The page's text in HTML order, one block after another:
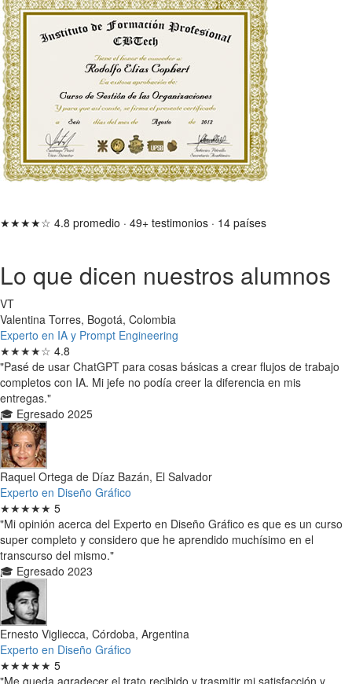
★★★★☆ 4.8 promedio · 49+ testimonios · 14 países
Lo que dicen nuestros alumnos
VT
Valentina Torres, Bogotá, Colombia
Experto en IA y Prompt Engineering
★★★★☆ 4.8
"Pasé de usar ChatGPT para cosas básicas a crear flujos de trabajo
completos con IA. Mi jefe no podía creer la diferencia en mis
entregas."
🎓 Egresado 2025
Raquel Ortega de Díaz Bazán, El Salvador
Experto en Diseño Gráfico
★★★★★ 5
"Mi opinión acerca del Experto en Diseño Gráfico es que es un curso
super completo y considero que he aprendido muchísimo en el
transcurso del mismo."
🎓 Egresado 2023
Ernesto Vigliecca, Córdoba, Argentina
Experto en Diseño Gráfico
★★★★★ 5
"Me queda agradecer el trato recibido y trasmitir mi satisfacción y